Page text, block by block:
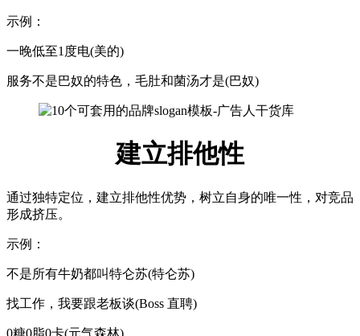
示例：
一晚低至1度电(美的)
服务不是巴奴的特色，毛肚和菌汤才是(巴奴)
建立排他性
通过独特定位，建立排他性优势，树立自身的唯一性，对竞品
形成挤压。
示例：
不是所有牛奶都叫特仑苏(特仑苏)
找工作，我要跟老板谈(Boss 直聘)
0糖0脂0卡(元气森林)